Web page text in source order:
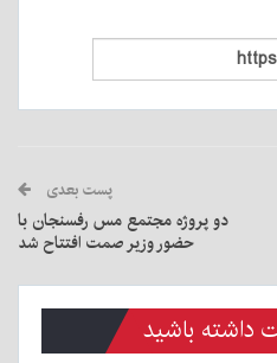
پست بعدی
دو پروژه مجتمع مس رفسنجان با
حضور وزیر صمت افتتاح شد
باشید